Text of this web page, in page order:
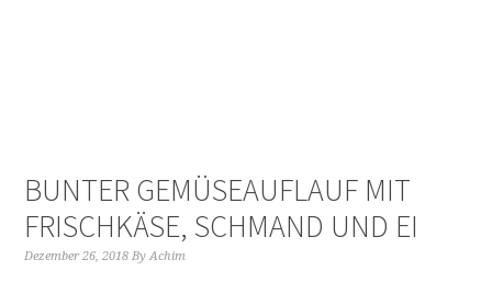
BUNTER GEMÜSEAUFLAUF MIT
FRISCHKÄSE, SCHMAND UND EI
Dezember 26, 2018 ByAchim